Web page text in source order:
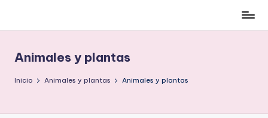
contenido
low-
cost
y
Animales y plantas
Inicio Animales y plantas Animales y plantas